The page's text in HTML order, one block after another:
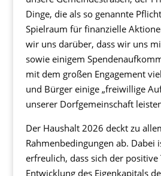
Dinge, die als so genannte
Spielraum für finanzielle
wir uns darüber, dass wir uns
sowie einigem
mit dem großen Engagement
und Bürger einige „freiwillige
unserer Dorfgemeinschaft
Der Haushalt 2026 deckt zu
Rahmenbedingungen ab. Dabei
erfreulich, dass sich der positive
Entwicklung des Eigenkapitals